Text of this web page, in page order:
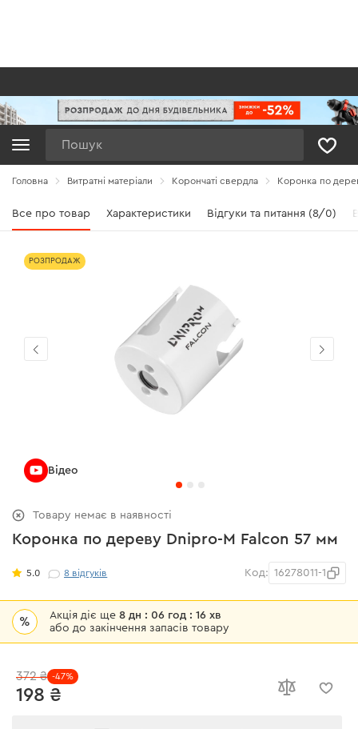
Головна Витратні матеріали Корончаті свердла Коронка по
Все про товар Характеристики Відгуки та питання (8/0)
Коронка по дереву Dnipro-M Falcon 57 мм
5.0 8 відгуків Код: 16278011-1
% Акція діє ще8 дн : 06 год : 16 хв
або до закінчення запасів товару
198 ₴
372 ₴ -47%
Товару немає в наявності
РОЗПРОДАЖ
Відео